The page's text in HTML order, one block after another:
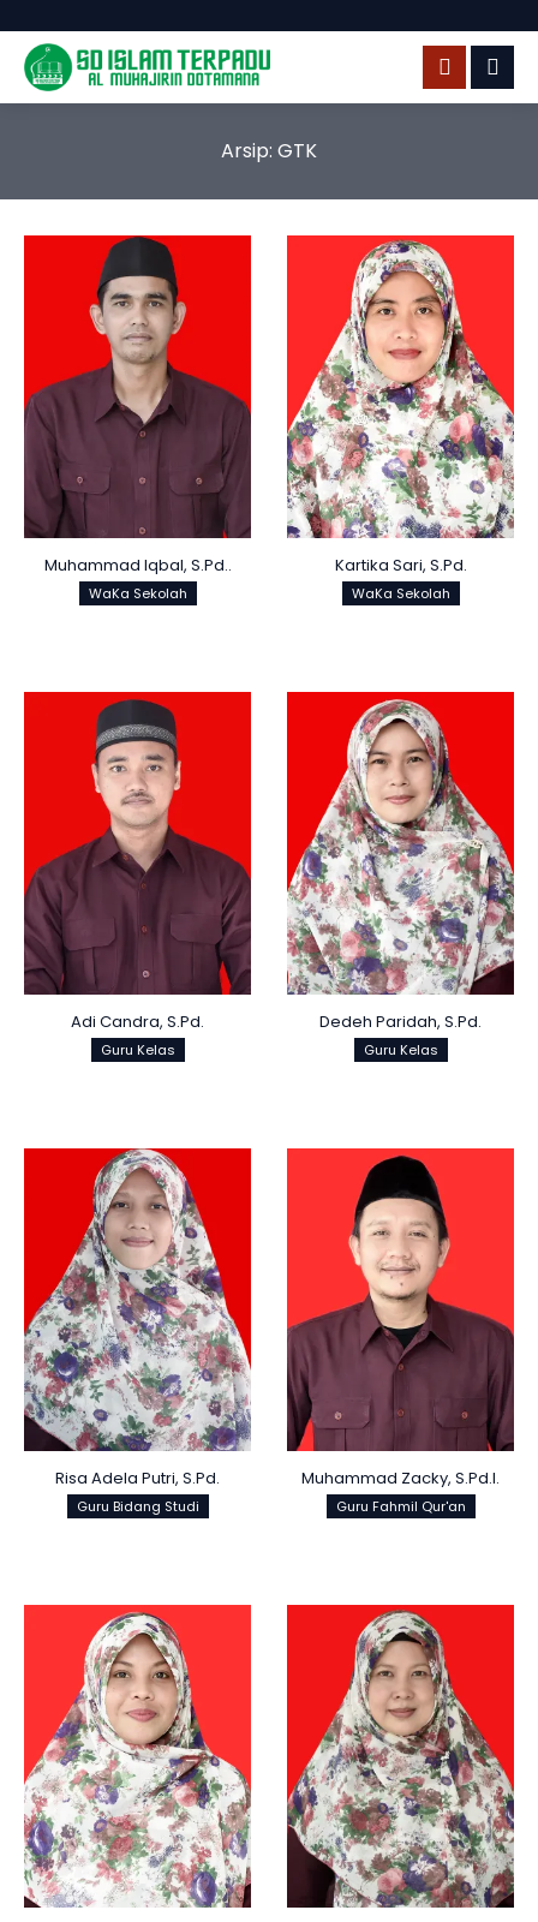
Arsip: GTK
Muhammad Iqbal, S.Pd..
WaKa Sekolah
Kartika Sari, S.Pd.
WaKa Sekolah
Adi Candra, S.Pd.
Guru Kelas
Dedeh Paridah, S.Pd.
Guru Kelas
Risa Adela Putri, S.Pd.
Guru Bidang Studi
Muhammad Zacky, S.Pd.I.
Guru Fahmil Qur'an